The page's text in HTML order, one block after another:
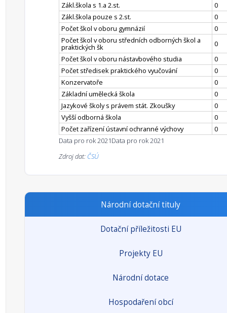
Zákl.škola s 1.a 2.st.
0
Zákl.škola pouze s 2.st.
0
Počet škol v oboru gymnázií
0
Počet škol v oboru středních odborných škol a
praktických šk
0
Počet škol v oboru nástavbového studia
0
Počet středisek praktického vyučování
0
Konzervatoře
0
Základní umělecká škola
0
Jazykové školy s právem stát. Zkoušky
0
Vyšší odborná škola
0
Počet zařízení ústavní ochranné výchovy
0
Data pro rok 2021Data pro rok 2021
Zdroj dat: ČSÚ
Národní dotační tituly
Dotační příležitosti EU
Projekty EU
Národní dotace
Hospodaření obcí